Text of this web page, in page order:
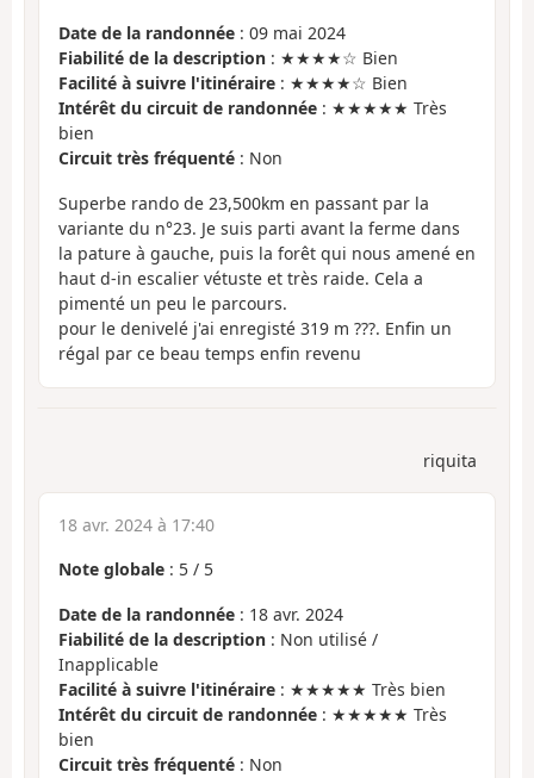
Date de la randonnée : 09 mai 2024
Fiabilité de la description : ★★★★☆ Bien
Facilité à suivre l'itinéraire : ★★★★☆ Bien
Intérêt du circuit de randonnée : ★★★★★ Très
bien
Circuit très fréquenté : Non
Superbe rando de 23,500km en passant par la
variante du n°23. Je suis parti avant la ferme dans
la pature à gauche, puis la forêt qui nous amené en
haut d-in escalier vétuste et très raide. Cela a
pimenté un peu le parcours.
pour le denivelé j'ai enregisté 319 m ???. Enfin un
régal par ce beau temps enfin revenu
riquita
18 avr. 2024 à 17:40
Note globale : 5 / 5
Date de la randonnée : 18 avr. 2024
Fiabilité de la description : Non utilisé /
Inapplicable
Facilité à suivre l'itinéraire : ★★★★★ Très bien
Intérêt du circuit de randonnée : ★★★★★ Très
bien
Circuit très fréquenté : Non